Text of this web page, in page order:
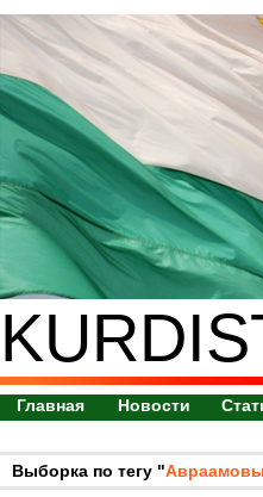
Главная Новости
Выборка по тегу "